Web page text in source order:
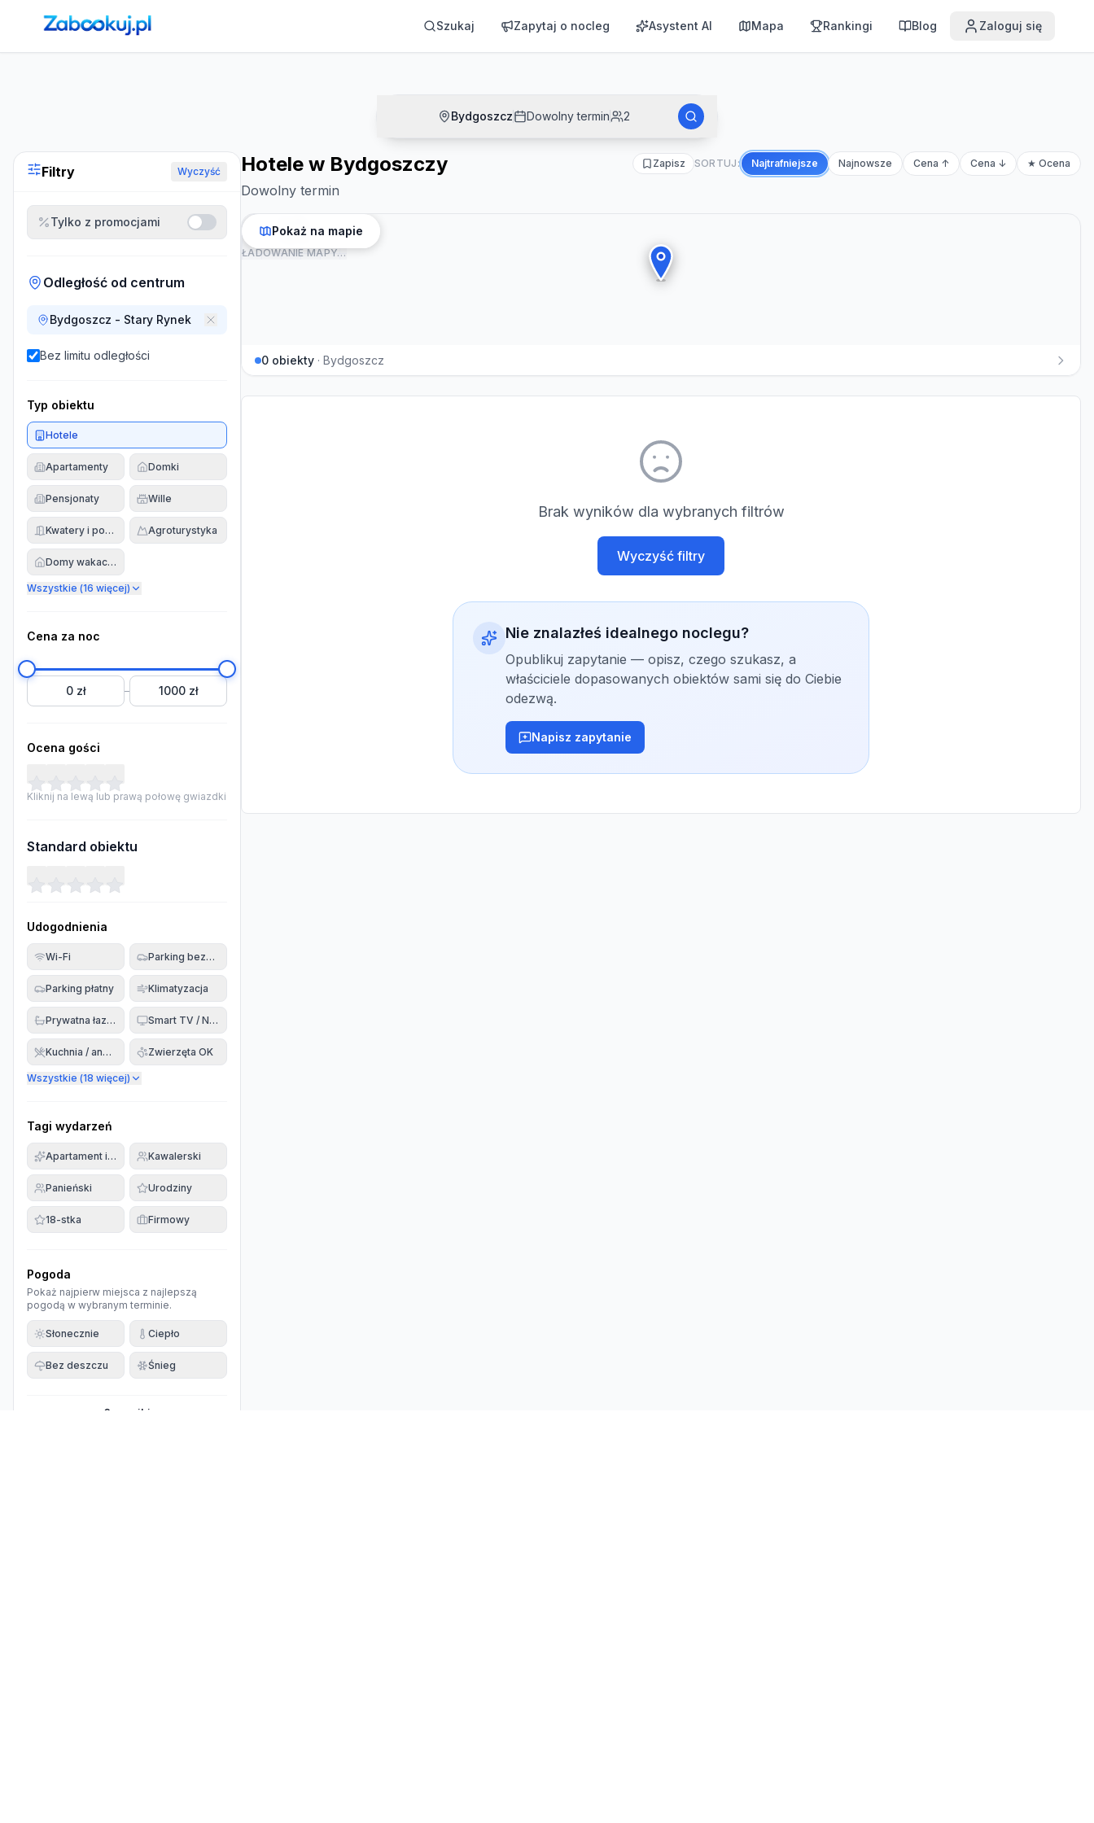
Strona główna ›Noclegi Szukaj Zapytaj o nocleg Asystent AI Mapa Rankingi Blog Zaloguj się
Bydgoszcz Dowolny termin 2
Filtry Wyczyść
Tylko z promocjami
Odległość od centrum
Bydgoszcz - Stary Rynek
Bez limitu odległości
Typ obiektu
Hotele
Apartamenty Domki
Pensjonaty Wille
Kwatery i pokoje Agroturystyka
Domy wakacyjne
Wszystkie (16 więcej)
Cena za noc
0 zł – 1000 zł
Ocena gości
Kliknij na lewą lub prawą połowę gwiazdki
Standard obiektu
Udogodnienia
Wi-Fi Parking bezpłatny
Parking płatny Klimatyzacja
Prywatna łazienka Smart TV / Netflix
Kuchnia / aneks Zwierzęta OK
Wszystkie (18 więcej)
Tagi wydarzeń
Apartament imprezowyKawalerski
Panieński Urodziny
18-stka Firmowy
Pogoda
Pokaż najpierw miejsca z najlepszą
pogodą w wybranym terminie.
Słonecznie Ciepło
Bez deszczu Śnieg
0 wyniki
Hotele w Bydgoszczy
Dowolny termin
Zapisz SORTUJ: Najtrafniejsze Najnowsze Cena ↑ Cena ↓ ★ Ocena
ŁADOWANIE MAPY…
Pokaż na mapie
0 obiekty · Bydgoszcz
Brak wyników dla wybranych filtrów
Wyczyść filtry
Nie znalazłeś idealnego noclegu?
Opublikuj zapytanie — opisz, czego szukasz, a
właściciele dopasowanych obiektów sami się do Ciebie
odezwą.
Napisz zapytanie